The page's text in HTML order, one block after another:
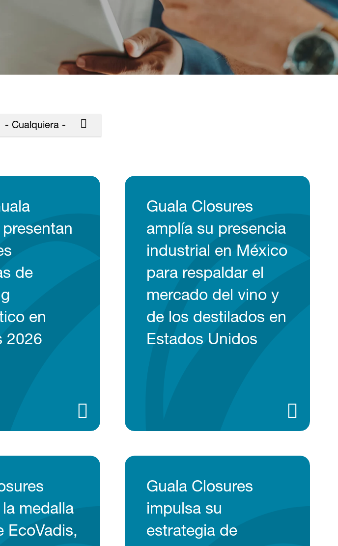
- Cualquiera -
de
en
2026
Guala Closures
amplía su presencia
industrial en México
para respaldar el
mercado del vino y
de los destilados en
Estados Unidos
medalla
EcoVadis,
Guala Closures
impulsa su
estrategia de